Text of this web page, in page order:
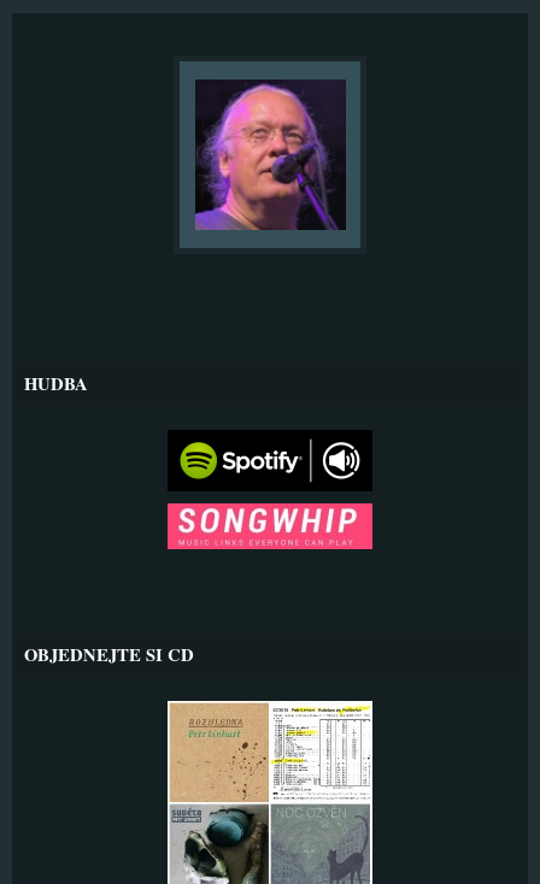
HUDBA
OBJEDNEJTE SI CD